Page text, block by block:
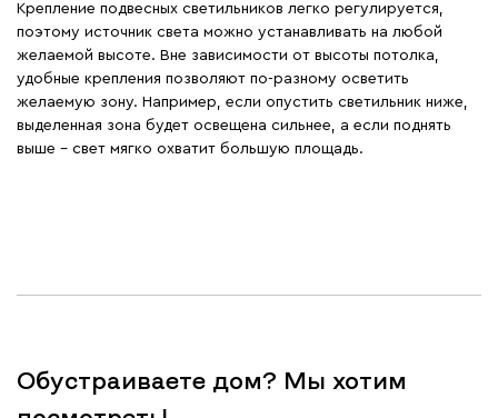
Крепление подвесных светильников легко регулируется,
поэтому источник света можно устанавливать на любой
желаемой высоте. Вне зависимости от высоты потолка,
удобные крепления позволяют по-разному осветить
желаемую зону. Например, если опустить светильник ниже,
выделенная зона будет освещена сильнее, а если поднять
выше – свет мягко охватит большую площадь.
Обустраиваете дом? Мы хотим